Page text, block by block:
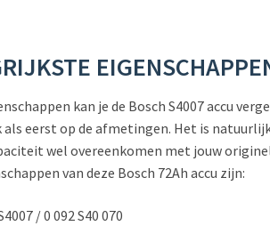
kan je de Bosch S4007 accu
eerst op de afmetingen. Het is
wel overeenkomen met jouw
van deze Bosch 72Ah accu zijn:
/ 0 092 S40 070